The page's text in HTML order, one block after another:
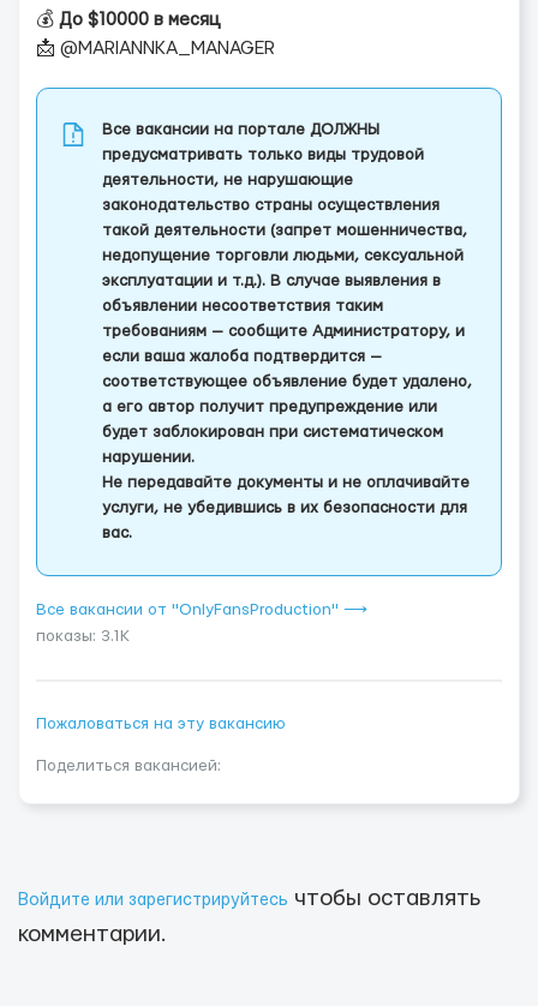
💰 До $10000 в месяц
📩 @MARIANNKA_MANAGER
Все вакансии на портале ДОЛЖНЫ
предусматривать только виды трудовой
деятельности, не нарушающие
законодательство страны осуществления
такой деятельности (запрет мошенничества,
недопущение торговли людьми, сексуальной
эксплуатации и т.д.). В случае выявления в
объявлении несоответствия таким
требованиям — сообщите Администратору, и
если ваша жалоба подтвердится —
соответствующее объявление будет удалено,
а его автор получит предупреждение или
будет заблокирован при систематическом
нарушении.
Не передавайте документы и не оплачивайте
услуги, не убедившись в их безопасности для
вас.
Все вакансии от "OnlyFansProduction" ⟶
показы: 3.1K
Пожаловаться на эту вакансию
Поделиться вакансией:
Войдите или зарегистрируйтесь чтобы оставлять
комментарии.